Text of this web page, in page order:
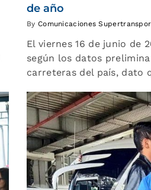
de año
By Comunicaciones
El viernes 16 de junio de
según los datos
carreteras del país, dato